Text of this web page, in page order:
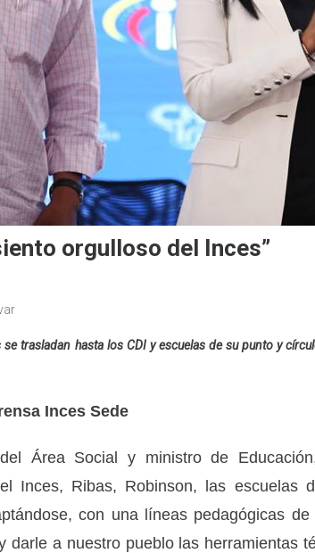
orgulloso del Inces”
trasladan hasta los CDI y escuelas de su punto y
Inces Sede
Área Social y ministro de
Inces, Ribas, Robinson, las escuelas
con una líneas pedagógicas
darle a nuestro pueblo las herramientas